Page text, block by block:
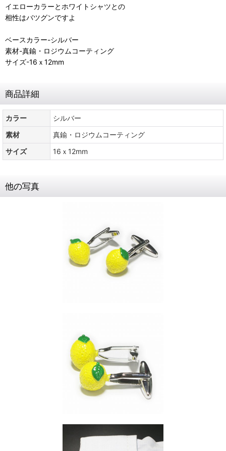
イエローカラーとホワイトシャツとの
相性はバツグンですよ
ベースカラー-シルバー
素材-真鍮・ロジウムコーティング
サイズ-16ｘ12mm
商品詳細
カラー
シルバー
素材
真鍮・ロジウムコーティング
サイズ
16ｘ12mm
他の写真